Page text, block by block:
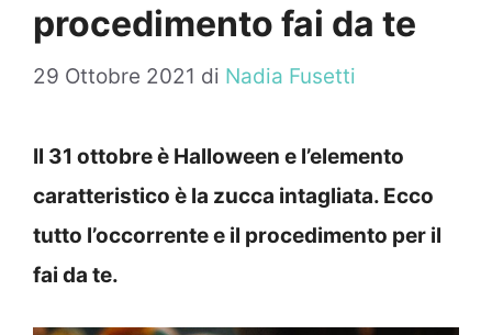
procedimento fai da te
29 Ottobre 2021 di Nadia Fusetti
Il 31 ottobre è Halloween e l’elemento
caratteristico è la zucca intagliata. Ecco
tutto l’occorrente e il procedimento per il
fai da te.